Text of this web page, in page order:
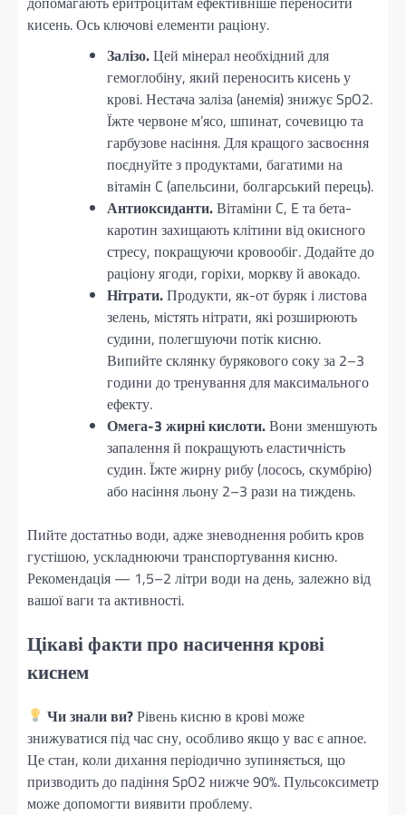
кисень. Ось ключові елементи раціону.
Залізо.Цей мінерал необхідний для
гемоглобіну, який переносить кисень у
крові. Нестача заліза (анемія) знижує SpO2.
Їжте червоне м’ясо, шпинат, сочевицю та
гарбузове насіння. Для кращого засвоєння
поєднуйте з продуктами, багатими на
вітамін C (апельсини, болгарський перець).
Антиоксиданти.Вітаміни C, E та бета-
каротин захищають клітини від окисного
стресу, покращуючи кровообіг. Додайте до
раціону ягоди, горіхи, моркву й авокадо.
Нітрати.Продукти, як-от буряк і листова
зелень, містять нітрати, які розширюють
судини, полегшуючи потік кисню.
Випийте склянку бурякового соку за 2–3
години до тренування для максимального
ефекту.
Омега-3 жирні кислоти.Вони зменшують
запалення й покращують еластичність
судин. Їжте жирну рибу (лосось, скумбрію)
або насіння льону 2–3 рази на тиждень.
Пийте достатньо води, адже зневоднення робить кров
густішою, ускладнюючи транспортування кисню.
Рекомендація — 1,5–2 літри води на день, залежно від
вашої ваги та активності.
Цікаві факти про насичення крові
киснем
Чи знали ви?Рівень кисню в крові може
знижуватися під час сну, особливо якщо у вас є апное.
Це стан, коли дихання періодично зупиняється, що
призводить до падіння SpO2 нижче 90%. Пульсоксиметр
може допомогти виявити проблему.